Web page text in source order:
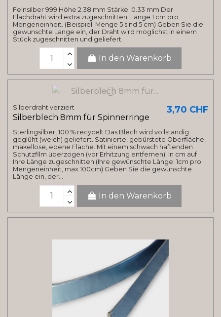
Feinsilber 999 Höhe 2.38 mm Stärke: 0.33 mm Der
Flachdraht wird extra zugeschnitten. Länge 1 cm pro
Mengeneinheit. (Beispiel: Menge 5 sind 5 cm) Geben Sie die
gewünschte Länge ein, der Draht wird möglichst in einem
Stück zugeschnitten und geliefert.
In den Warenkorb
Silberdraht verziert
Silberblech 8mm für Spinnerringe
3,70 CHF
Sterlingsilber, 100 % recycelt Das Blech wird vollständig
geglüht (weich) geliefert. Satinierte, gebürstete Oberfläche,
makellose, ebene Fläche. Mit einem schwach haftenden
Schutzfilm überzogen (vor Erhitzung entfernen). In cm auf
Ihre Länge zugeschnitten (Ihre gewünschte Länge: 1cm pro
Mengeneinheit, max.100cm) Geben Sie die gewünschte
Länge ein, der...
In den Warenkorb